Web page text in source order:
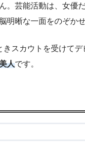
。芸能活動は、女優
明晰な一面をのぞかせ
スカウトを受けてデ
人です。